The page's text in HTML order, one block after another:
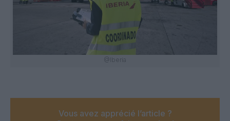
@Iberia
Vous avez apprécié l’article ?